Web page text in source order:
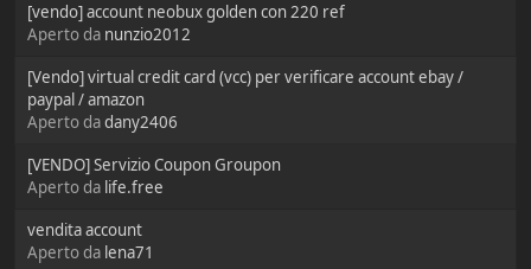
[vendo] account neobux golden con 220 ref
Aperto da nunzio2012
[Vendo] virtual credit card (vcc) per verificare account ebay /
paypal / amazon
Aperto dadany2406
[VENDO] Servizio Coupon Groupon
Aperto da life.free
vendita account
Aperto da lena71